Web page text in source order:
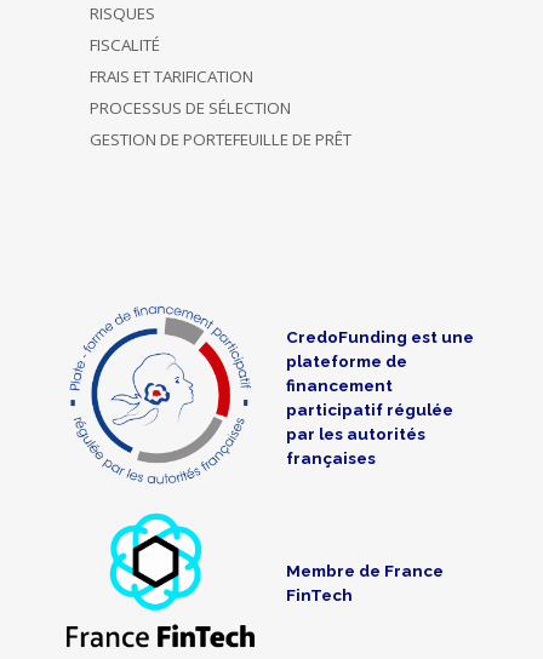
RISQUES
FISCALITÉ
FRAIS ET TARIFICATION
PROCESSUS DE SÉLECTION
GESTION DE PORTEFEUILLE DE PRÊT
CredoFunding est une
plateforme de
financement
participatif régulée
par les autorités
françaises
Membre de France
FinTech